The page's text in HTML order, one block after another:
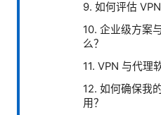
9. 如何评估
10. 企业级方案
么？
11. VPN 与代理
12. 如何确保我
用？